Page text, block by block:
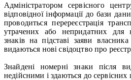
Адміністратором сервісного
відповідної інформації до бази
проводиться перереєстрація
утрачених або непридатних для
знаків на підставі заяви
видаються нові свідоцтво про
Знайдені номерні знаки після
недійсними і здаються до